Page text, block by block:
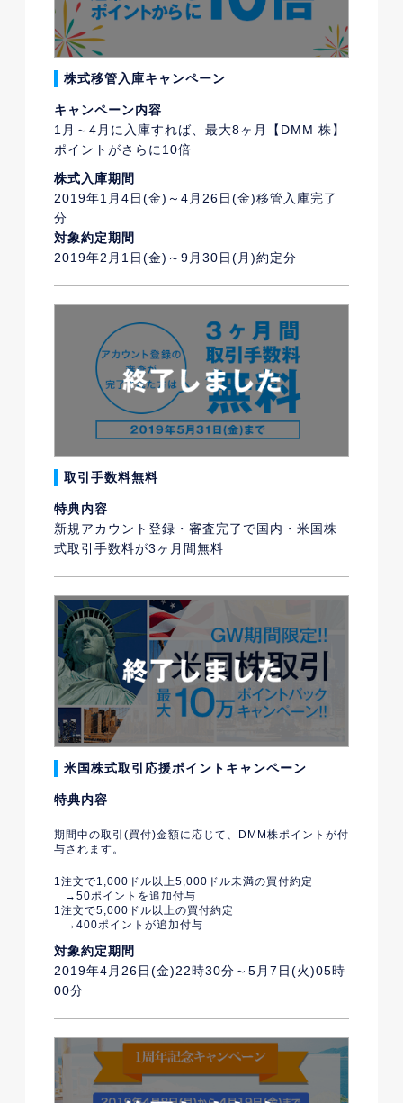
株式移管入庫キャンペーン
キャンペーン内容
1月～4月に入庫すれば、最大8ヶ月【DMM 株】
ポイントがさらに10倍
株式入庫期間
2019年1月4日(金)～4月26日(金)移管入庫完了
分
対象約定期間
2019年2月1日(金)～9月30日(月)約定分
取引手数料無料
特典内容
新規アカウント登録・審査完了で国内・米国株
式取引手数料が3ヶ月間無料
米国株式取引応援ポイントキャンペーン
特典内容
期間中の取引(買付)金額に応じて、DMM株ポイントが付
与されます。
1注文で1,000ドル以上5,000ドル未満の買付約定
→50ポイントを追加付与
1注文で5,000ドル以上の買付約定
→400ポイントが追加付与
対象約定期間
2019年4月26日(金)22時30分～5月7日(火)05時
00分